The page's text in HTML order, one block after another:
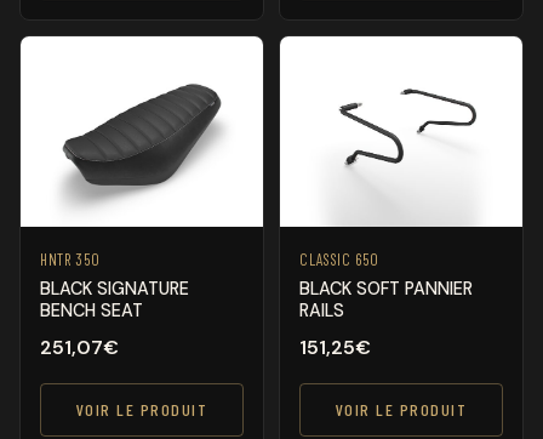
HNTR 350
BLACK SIGNATURE
BENCH SEAT
251,07€
VOIR LE PRODUIT
CLASSIC 650
BLACK SOFT PANNIER
RAILS
151,25€
VOIR LE PRODUIT